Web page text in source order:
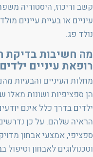
קשב וריכוז, היסטוריה
עיניים או בעיית עיינים
נולד פג.
מה חשיבות בדיקת
רופאת עיניים
מחלות העיניים והבעיות
הן ספציפיות ושונות מאלו
ילדים בדרך כלל אינם
הראיה שלהם. על כן נדרשים
ספציפי, אמצעי אבחון
וטכנולוגים לאבחון וטיפול